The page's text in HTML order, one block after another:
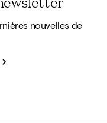
nouvelles de